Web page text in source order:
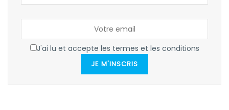
J'ai lu et accepte les termes et les conditions
JE M'INSCRIS